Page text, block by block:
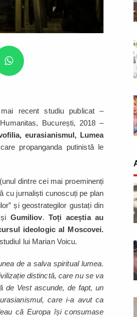
recent studiu publicat –
Humanitas, București, 2018 –
eurasianismul, Lumea
propanganda putinistă le
(unul dintre cei mai proeminenți
cu jurnaliști cunoscuți pe plan
și geostrategilor gustați din
și Gumiliov.Toți aceștia au
ideologic al Moscovei.
lui Marian Voicu.
de a salva spiritual lumea.
distinctă, care nu se va
de Vest ascunde, de fapt, un
care i-a avut ca
că Europa își consumase